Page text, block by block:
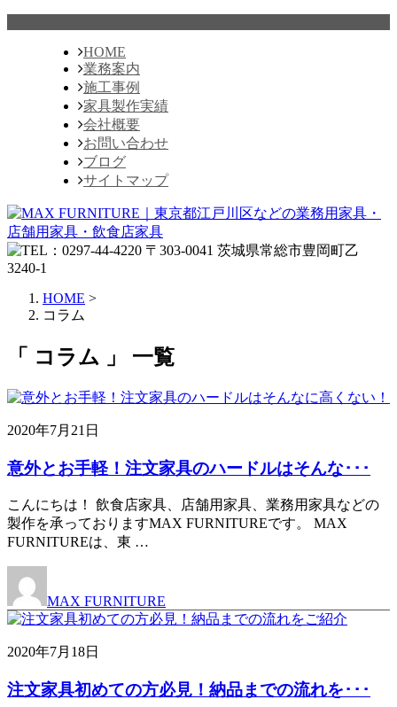
HOME
業務案内
施工事例
家具製作実績
会社概要
お問い合わせ
ブログ
サイトマップ
HOME >
コラム
「 コラム 」 一覧
2020年7月21日
意外とお手軽！注文家具のハードルはそんな･･･
こんにちは！ 飲食店家具、店舗用家具、業務用家具などの
製作を承っておりますMAX FURNITUREです。 MAX
FURNITUREは、東 …
MAX FURNITURE
2020年7月18日
注文家具初めての方必見！納品までの流れを･･･